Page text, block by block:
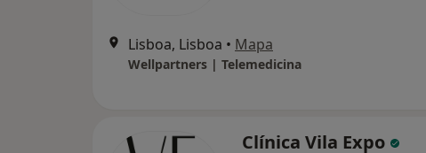
Lisboa, Lisboa • Mapa
Wellpartners | Telemedicina
Clínica Vila Expo